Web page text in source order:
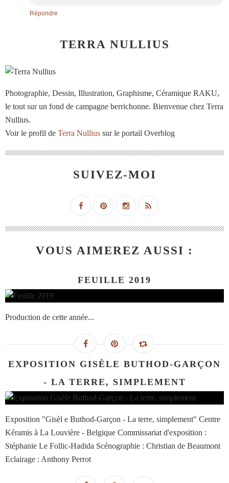
Répondre
TERRA NULLIUS
Photographie, Dessin, Illustration, Graphisme, Céramique RAKU,
le tout sur un fond de campagne berrichonne. Bienvenue chez Terra
Nullius.
Voir le profil de Terra Nullius sur le portail Overblog
SUIVEZ-MOI
VOUS AIMEREZ AUSSI :
FEUILLE 2019
Production de cette année...
EXPOSITION GISÈLE BUTHOD-GARÇON
- LA TERRE, SIMPLEMENT
Exposition "Gisèl e Buthod-Garçon - La terre, simplement" Centre
Kéramis à La Louvière - Belgique Commissariat d'exposition :
Stéphanie Le Follic-Hadida Scénographie : Christian de Beaumont
Eclairage : Anthony Perrot